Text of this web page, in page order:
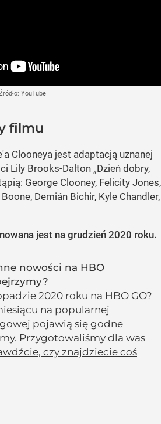
YouTube
filmu
Clooneya jest adaptacją uznanej
Lily Brooks-Dalton „Dzień dobry,
George Clooney, Felicity Jones,
Demián Bichir, Kyle Chandler,
jest na grudzień 2020 roku.
nowości na HBO
2020 roku na HBO GO?
na popularnej
pojawią się godne
Przygotowaliśmy dla was
czy znajdziecie coś